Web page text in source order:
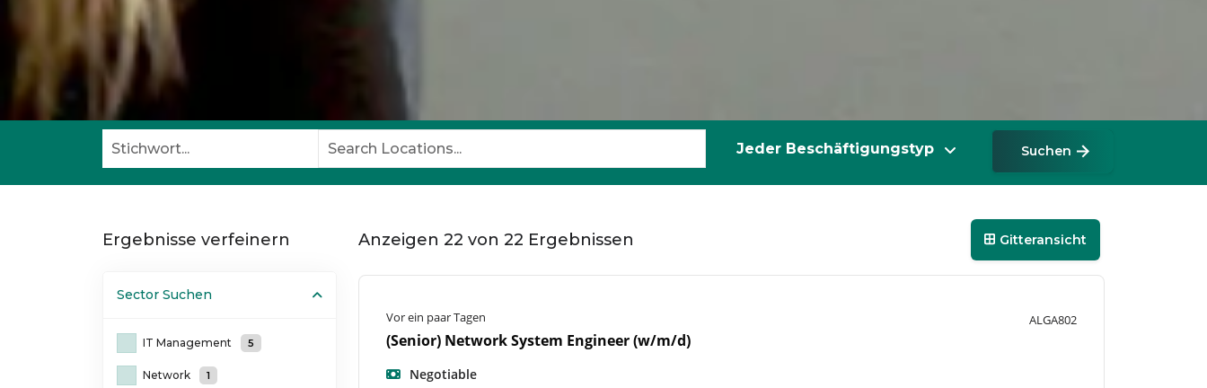
Suchen
Ergebnisse verfeinern
Sector Suchen
IT Management 5
Network 1
Anzeigen 22 von 22 Ergebnissen Gitteransicht
Vor ein paar Tagen ALGA802
(Senior) Network System Engineer (w/m/d)
Negotiable